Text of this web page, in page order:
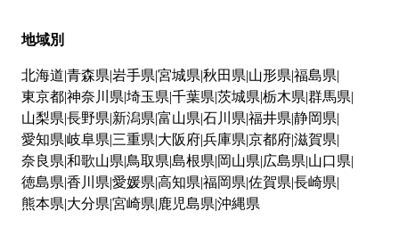
地域別
北海道 青森県 岩手県 宮城県 秋田県 山形県 福島県
東京都神奈川県 埼玉県 千葉県 茨城県 栃木県 群馬県
山梨県 長野県 新潟県 富山県 石川県 福井県 静岡県
愛知県 岐阜県 三重県 大阪府兵庫県 京都府滋賀県
奈良県 和歌山県 鳥取県 島根県 岡山県 広島県 山口県
徳島県 香川県 愛媛県 高知県 福岡県 佐賀県 長崎県
熊本県 大分県 宮崎県 鹿児島県 沖縄県